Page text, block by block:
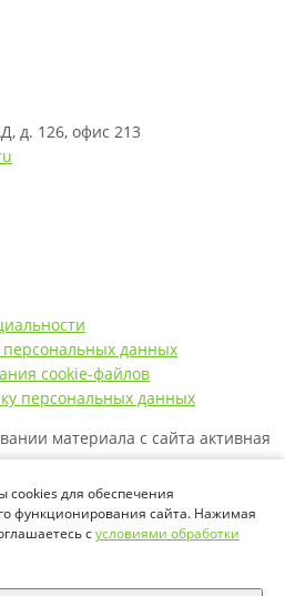
cookies для обеспечения
функционирования сайта. Нажимая
сусловиями обработки
д. 126, офис 213
персональных данных
cookie-файлов
персональных данных
материала с сайта активная
компаний и товарные знаки
в информационных
знаки и фирменные